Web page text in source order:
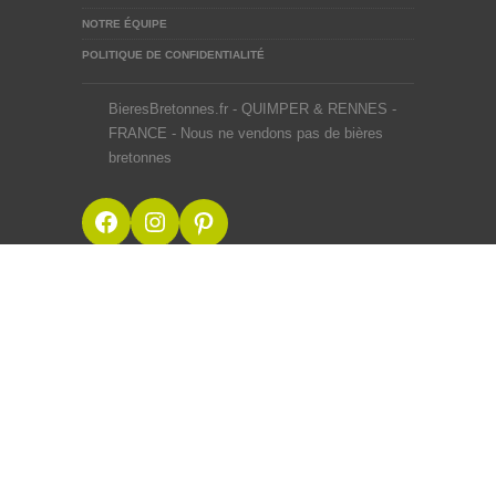
NOTRE ÉQUIPE
POLITIQUE DE CONFIDENTIALITÉ
BieresBretonnes.fr - QUIMPER & RENNES -
FRANCE - Nous ne vendons pas de bières
bretonnes
Facebook
Instagram
Pinterest